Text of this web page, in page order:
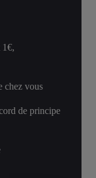
1€,
chez vous
de principe